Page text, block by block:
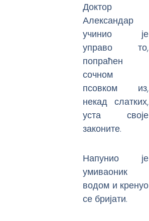
Доктор
Александар
учинио је
управо то,
попраћен
сочном
псовком из,
некад слатких,
уста своје
законите.
Напунио је
умиваоник
водом и кренуо
се бријати.